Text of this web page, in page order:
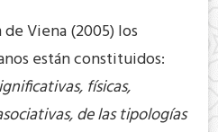
Viena (2005) los
están constituidos:
físicas,
de las tipologías